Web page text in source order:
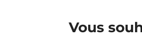
Vous